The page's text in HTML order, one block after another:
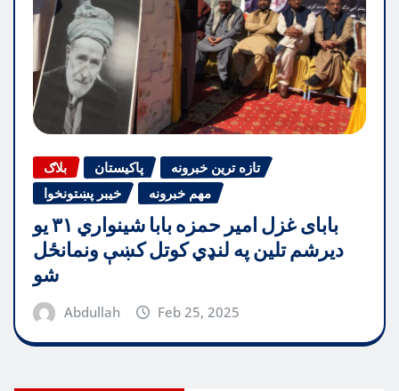
بلاګ پاکیستان
تازه ترین خبرونه
خیبر پښتونخوا
مهم خبرونه
بابای غزل امیر حمزه بابا شینواري ۳۱ یو
دیرشم تلین په لنډي کوتل کښې ونمانځل
شو
Abdullah Feb 25, 2025